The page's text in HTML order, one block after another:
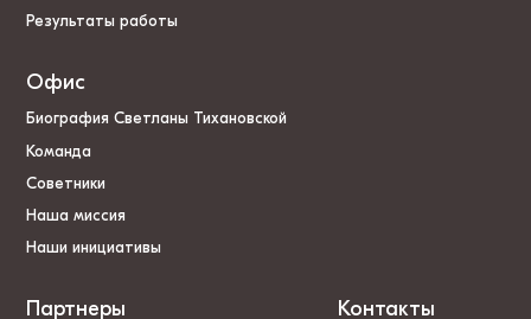
Результаты работы
Офис
Биография Светланы Тихановской
Команда
Советники
Наша миссия
Наши инициативы
Партнеры Контакты